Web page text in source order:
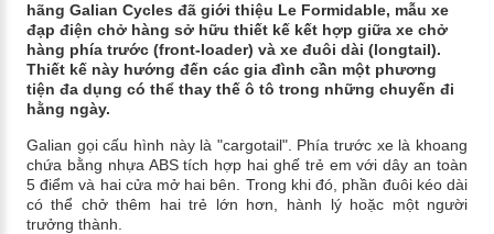
hãng Galian Cycles đã giới thiệu Le Formidable, mẫu xe
đạp điện chở hàng sở hữu thiết kế kết hợp giữa xe chở
hàng phía trước (front-loader) và xe đuôi dài (longtail).
Thiết kế này hướng đến các gia đình cần một phương
tiện đa dụng có thể thay thế ô tô trong những chuyến đi
hằng ngày.
Galian gọi cấu hình này là "cargotail". Phía trước xe là khoang
chứa bằng nhựa ABS tích hợp hai ghế trẻ em với dây an toàn
5 điểm và hai cửa mở hai bên. Trong khi đó, phần đuôi kéo dài
có thể chở thêm hai trẻ lớn hơn, hành lý hoặc một người
trưởng thành.